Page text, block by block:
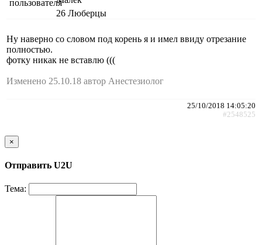
26 Люберцы
Ну наверно со словом под корень я и имел ввиду отрезание
полностью.
фотку никак не вставлю (((
Изменено 25.10.18 автор Анестезиолог
25/10/2018 14:05:20
#2548525
×
Отправить U2U
Тема: